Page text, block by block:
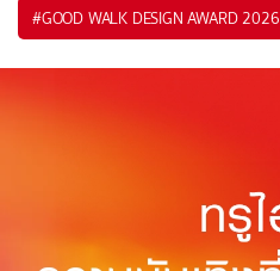
#GOOD WALK DESIGN AWARD 2026